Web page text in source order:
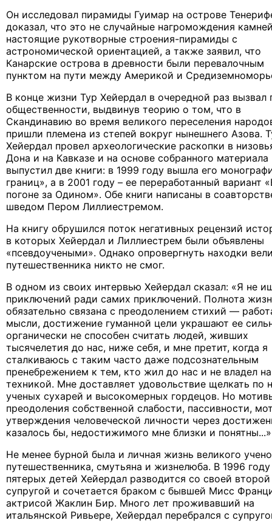
Он исследовал пирамиды Гуимар на острове
доказал, что это не случайные нагромождения
настоящие рукотворные строения-пирамиды с
астрономической ориентацией, а также заявил, что
Канарские острова в древности были перевалочным
пунктом на пути между Америкой и
В конце жизни Тур Хейердал в очередной раз вызвал
общественности, выдвинув теорию о том, что в
Скандинавию во время великого переселения
пришли племена из степей вокруг нынешнего Азова.
Хейердал провел археологические раскопки в
Дона и на Кавказе и на основе собранного материала
выпустил две книги: в 1999 году вышла его
границ», а в 2001 году – ее переработанный вариант
погоне за Одином». Обе книги написаны в
шведом Пером Лиллиестремом.
На книгу обрушился поток негативных рецензий
в которых Хейердал и Лиллиестрем были объявлены
«псевдоучеными». Однако опровергнуть находки
путешественника никто не смог.
В одном из своих интервью Хейердал сказал: «Я не
приключений ради самих приключений. Полнота
обязательно связана с преодолением стихий —
мысли, достижение гуманной цели украшают ее
органически не способен считать людей, живших
тысячелетия до нас, ниже себя, и мне претит, когда я
сталкиваюсь с таким часто даже подсознательным
пренебрежением к тем, кто жил до нас и не владел
техникой. Мне доставляет удовольствие щелкать по
ученых сухарей и высокомерных гордецов. Но
преодоления собственной слабости, пассивности,
утверждения человеческой личности через
казалось бы, недостижимого мне близки и понятны...»
Не менее бурной была и личная жизнь великого
путешественника, смутьяна и жизнелюба. В 1996
пятерых детей Хейердал разводится со своей второй
супругой и сочетается браком с бывшей Мисс
актрисой Жаклин Бир. Много лет проживавший на
итальянской Ривьере, Хейердал перебрался с